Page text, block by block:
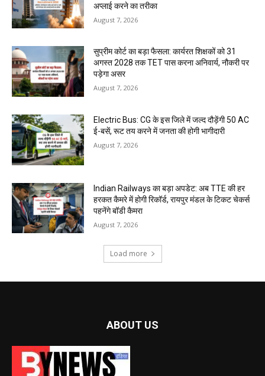
अप्लाई करने का तरीका
August 7, 2026
सुप्रीम कोर्ट का बड़ा फैसला: कार्यरत शिक्षकों को 31
अगस्त 2028 तक TET पास करना अनिवार्य, नौकरी पर
पड़ेगा असर
August 7, 2026
Electric Bus: CG के इस जिले में जल्द दौड़ेंगी 50 AC
ई-बसें, रूट तय करने में जनता की होगी भागीदारी
August 7, 2026
Indian Railways का बड़ा अपडेट: अब TTE की हर
हरकत कैमरे में होगी रिकॉर्ड, रायपुर मंडल के टिकट चेकर्स
पहनेंगे बॉडी कैमरा
August 7, 2026
Load more
ABOUT US